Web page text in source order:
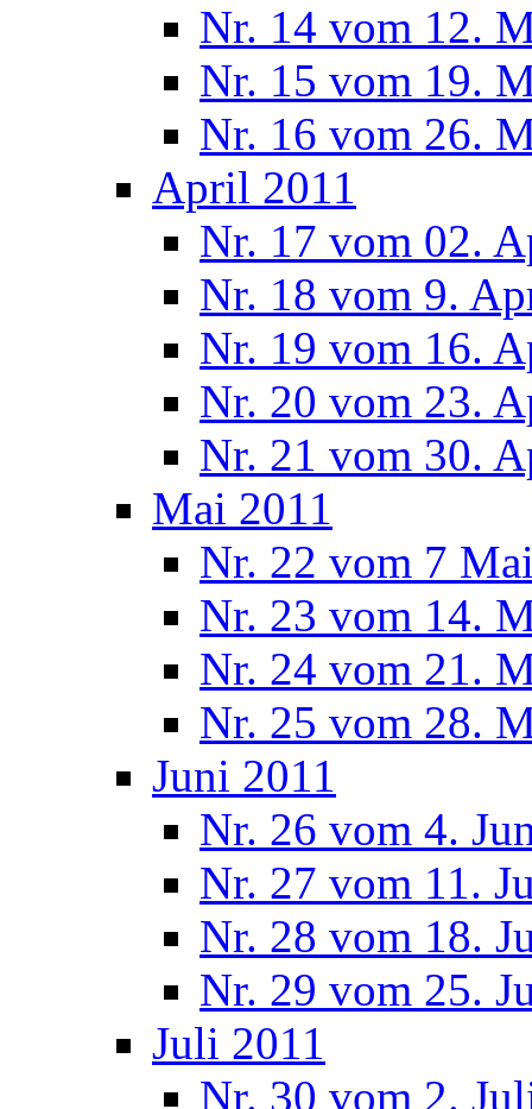
Nr. 14 vom 12.
Nr. 15 vom 19.
Nr. 16 vom 26.
April 2011
Nr. 17 vom 02.
Nr. 18 vom 9.
Nr. 19 vom 16.
Nr. 20 vom 23.
Nr. 21 vom 30.
Mai 2011
Nr. 22 vom 7
Nr. 23 vom 14.
Nr. 24 vom 21.
Nr. 25 vom 28.
Juni 2011
Nr. 26 vom 4.
Nr. 27 vom 11.
Nr. 28 vom 18.
Nr. 29 vom 25.
Juli 2011
Nr. 30 vom 2.